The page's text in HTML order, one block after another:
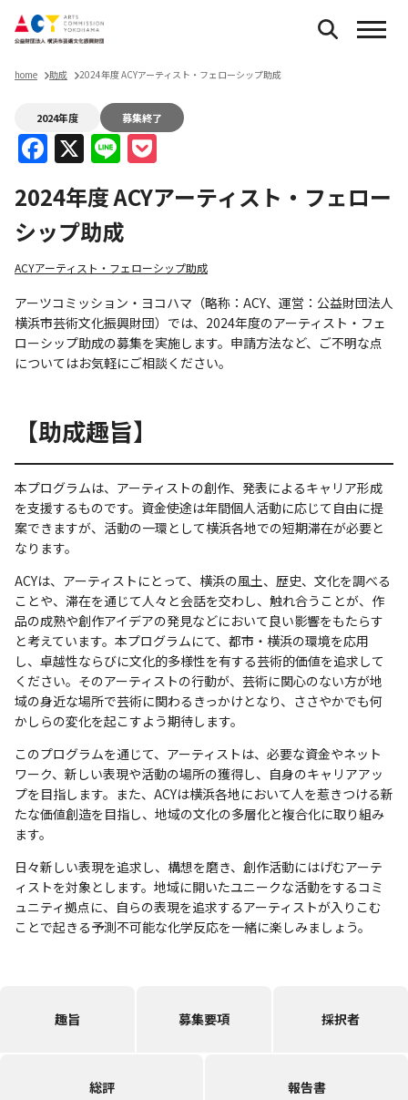
home 助成 2024年度 ACYアーティスト・フェローシップ助成
2024年度 募集終了
Facebook
X Line
2024年度 ACYアーティスト・フェロー
シップ助成
ACYアーティスト・フェローシップ助成
アーツコミッション・ヨコハマ（略称：ACY、運営：公益財団法人
横浜市芸術文化振興財団）では、2024年度のアーティスト・フェ
ローシップ助成の募集を実施します。申請方法など、ご不明な点
についてはお気軽にご相談ください。
【助成趣旨】
本プログラムは、アーティストの創作、発表によるキャリア形成
を支援するものです。資金使途は年間個人活動に応じて自由に提
案できますが、活動の一環として横浜各地での短期滞在が必要と
なります。
ACYは、アーティストにとって、横浜の風土、歴史、文化を調べる
ことや、滞在を通じて人々と会話を交わし、触れ合うことが、作
品の成熟や創作アイデアの発見などにおいて良い影響をもたらす
と考えています。本プログラムにて、都市・横浜の環境を応用
し、卓越性ならびに文化的多様性を有する芸術的価値を追求して
ください。そのアーティストの行動が、芸術に関心のない方が地
域の身近な場所で芸術に関わるきっかけとなり、ささやかでも何
かしらの変化を起こすよう期待します。
このプログラムを通じて、アーティストは、必要な資金やネット
ワーク、新しい表現や活動の場所の獲得し、自身のキャリアアッ
プを目指します。また、ACYは横浜各地において人を惹きつける新
たな価値創造を目指し、地域の文化の多層化と複合化に取り組み
ます。
日々新しい表現を追求し、構想を磨き、創作活動にはげむアーテ
ィストを対象とします。地域に開いたユニークな活動をするコミ
ュニティ拠点に、自らの表現を追求するアーティストが入りこむ
ことで起きる予測不可能な化学反応を一緒に楽しみましょう。
趣旨 募集要項 採択者
総評 報告書